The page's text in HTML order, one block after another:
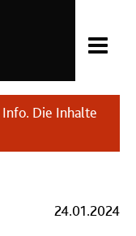
Die Inhalte
24.01.2024